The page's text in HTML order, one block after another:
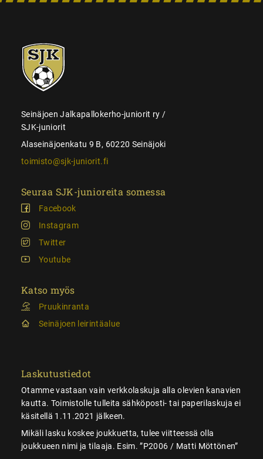
SJK-
juniorit
Seinäjoen Jalkapallokerho-juniorit ry /
SJK-juniorit
Alaseinäjoenkatu 9 B, 60220 Seinäjoki
toimisto@sjk-juniorit.fi
Seuraa SJK-junioreita somessa
Facebook
Instagram
Twitter
Youtube
Katso myös
Pruukinranta
Seinäjoen leirintäalue
Laskutustiedot
Otamme vastaan vain verkkolaskuja alla olevien kanavien
kautta. Toimistolle tulleita sähköposti- tai paperilaskuja ei
käsitellä 1.11.2021 jälkeen.
Mikäli lasku koskee joukkuetta, tulee viitteessä olla
joukkueen nimi ja tilaaja. Esim. ”P2006 / Matti Möttönen”